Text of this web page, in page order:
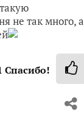
не так много, а
Спасибо!